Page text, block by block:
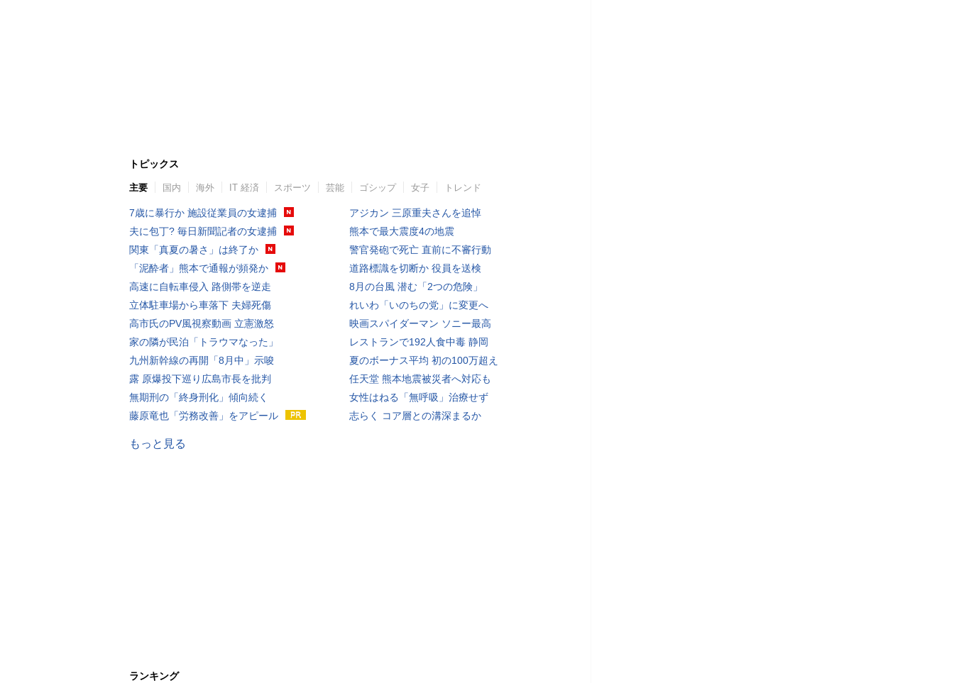
トピックス
主要 国内 海外 IT 経済 スポーツ 芸能 ゴシップ 女子 トレンド
7歳に暴行か 施設従業員の女逮捕
夫に包丁? 毎日新聞記者の女逮捕
関東「真夏の暑さ」は終了か
「泥酔者」熊本で通報が頻発か
高速に自転車侵入 路側帯を逆走
立体駐車場から車落下 夫婦死傷
高市氏のPV風視察動画 立憲激怒
家の隣が民泊「トラウマなった」
九州新幹線の再開「8月中」示唆
露 原爆投下巡り広島市長を批判
無期刑の「終身刑化」傾向続く
藤原竜也「労務改善」をアピール
アジカン 三原重夫さんを追悼
熊本で最大震度4の地震
警官発砲で死亡 直前に不審行動
道路標識を切断か 役員を送検
8月の台風 潜む「2つの危険」
れいわ「いのちの党」に変更へ
映画スパイダーマン ソニー最高
レストランで192人食中毒 静岡
夏のボーナス平均 初の100万超え
任天堂 熊本地震被災者へ対応も
女性はねる「無呼吸」治療せず
志らく コア層との溝深まるか
もっと見る
ランキング